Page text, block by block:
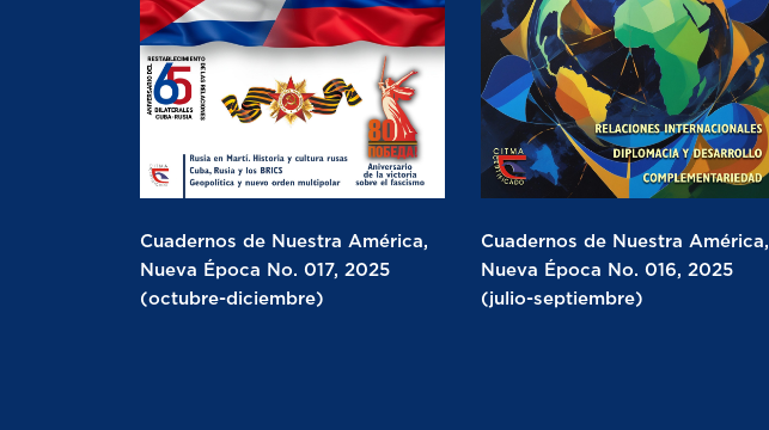
Cuadernos de Nuestra América,
Nueva Época No. 017, 2025
(octubre-diciembre)
Cuadernos de Nuestra América,
Nueva Época No. 016, 2025
(julio-septiembre)